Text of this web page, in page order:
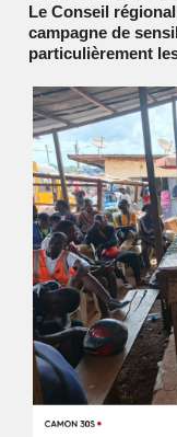
Le Conseil
campagne de
particulièrement